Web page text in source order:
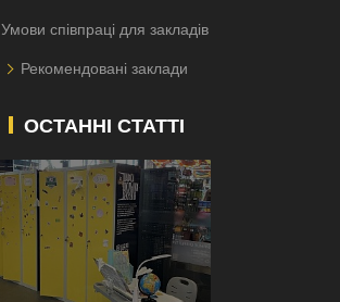
Умови співпраці для закладів
Рекомендовані заклади
ОСТАННІ СТАТТІ